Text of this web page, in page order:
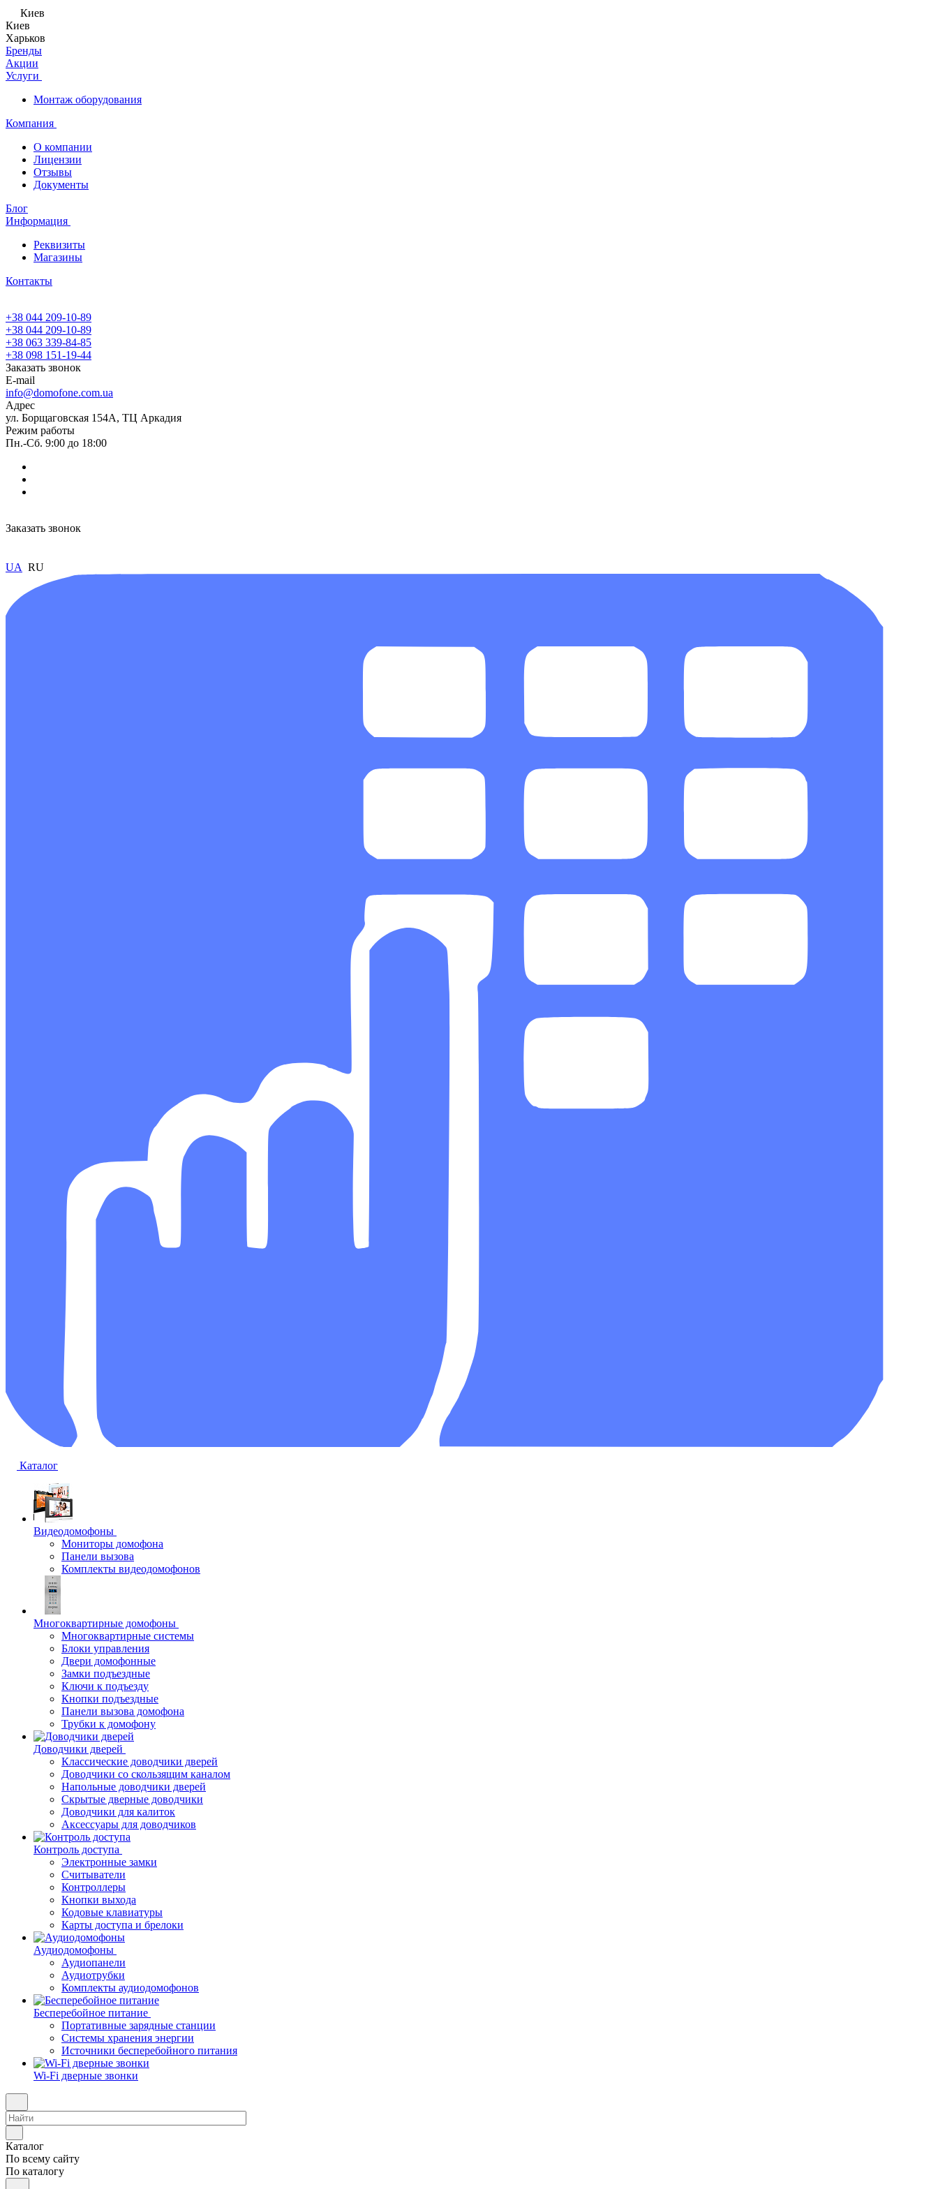
Киев
Киев
Харьков
Бренды
Акции
Услуги
Монтаж оборудования
Компания
О компании
Лицензии
Отзывы
Документы
Блог
Информация
Реквизиты
Магазины
Контакты
+38 044 209-10-89
+38 044 209-10-89
+38 063 339-84-85
+38 098 151-19-44
Заказать звонок
E-mail
info@domofone.com.ua
Адрес
ул. Борщаговская 154А, ТЦ Аркадия
Режим работы
Пн.-Сб. 9:00 до 18:00
Заказать звонок
UA RU
Каталог
Видеодомофоны
Мониторы домофона
Панели вызова
Комплекты видеодомофонов
Многоквартирные домофоны
Многоквартирные системы
Блоки управления
Двери домофонные
Замки подъездные
Ключи к подъезду
Кнопки подъездные
Панели вызова домофона
Трубки к домофону
Доводчики дверей
Классические доводчики дверей
Доводчики со скользящим каналом
Напольные доводчики дверей
Скрытые дверные доводчики
Доводчики для калиток
Аксессуары для доводчиков
Контроль доступа
Электронные замки
Считыватели
Контроллеры
Кнопки выхода
Кодовые клавиатуры
Карты доступа и брелоки
Аудиодомофоны
Аудиопанели
Аудиотрубки
Комплекты аудиодомофонов
Бесперебойное питание
Портативные зарядные станции
Системы хранения энергии
Источники бесперебойного питания
Wi-Fi дверные звонки
Каталог
По всему сайту
По каталогу